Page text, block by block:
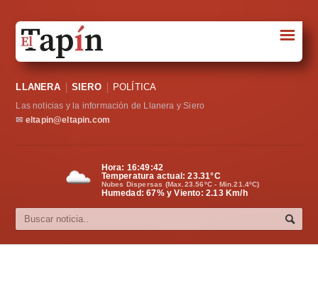
Sociedad
Política
Cultura
☰
LLANERA SIERO POLÍTICA
Las noticias y la información de Llanera y Siero
✉ eltapin@eltapin.com
Hora: 16:49:43
Temperatura actual:23.31°C
Nubes Dispersas (Max.23.56ºC - Min.21.4ºC)
Humedad: 67% y Viento: 2.13 Km/h